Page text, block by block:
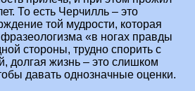
То есть Черчилль – это
той мудрости, которая
«в ногах правды
стороны, трудно спорить с
долгая жизнь – это слишком
давать однозначные оценки.